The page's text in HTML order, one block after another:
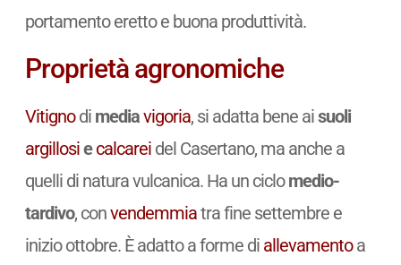
portamento eretto e buona produttività.
Proprietà agronomiche
Vitignodi mediavigoria, si adatta bene aisuoli
argillosiecalcareidel Casertano, ma anche a
quelli di natura vulcanica. Ha un ciclomedio-
tardivo, convendemmiatra fine settembre e
inizio ottobre. È adatto a forme di allevamentoa